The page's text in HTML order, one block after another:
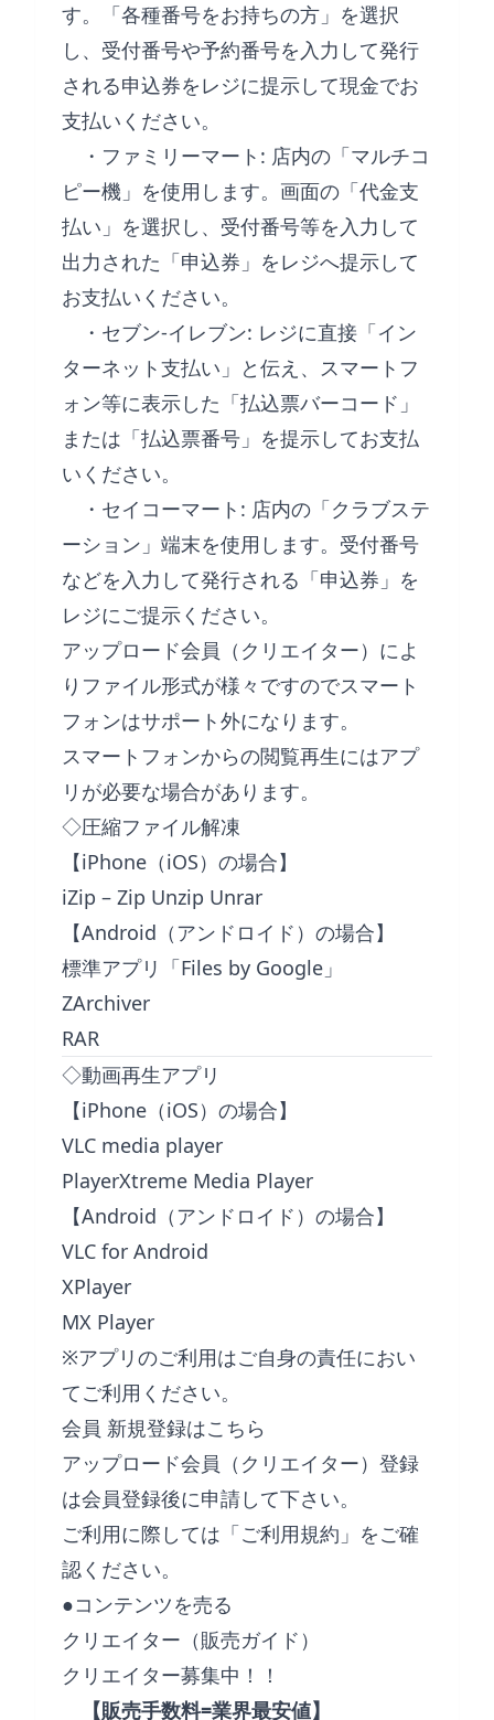
す。「各種番号をお持ちの方」を選択
し、受付番号や予約番号を入力して発行
される申込券をレジに提示して現金でお
支払いください。
・ファミリーマート: 店内の「マルチコ
ピー機」を使用します。画面の「代金支
払い」を選択し、受付番号等を入力して
出力された「申込券」をレジへ提示して
お支払いください。
・セブン-イレブン: レジに直接「イン
ターネット支払い」と伝え、スマートフ
ォン等に表示した「払込票バーコード」
または「払込票番号」を提示してお支払
いください。
・セイコーマート: 店内の「クラブステ
ーション」端末を使用します。受付番号
などを入力して発行される「申込券」を
レジにご提示ください。
アップロード会員（クリエイター）によ
りファイル形式が様々ですのでスマート
フォンはサポート外になります。
スマートフォンからの閲覧再生にはアプ
リが必要な場合があります。
◇圧縮ファイル解凍
【iPhone（iOS）の場合】
iZip – Zip Unzip Unrar
【Android（アンドロイド）の場合】
標準アプリ「Files by Google」
ZArchiver
RAR
◇動画再生アプリ
【iPhone（iOS）の場合】
VLC media player
PlayerXtreme Media Player
【Android（アンドロイド）の場合】
VLC for Android
XPlayer
MX Player
※アプリのご利用はご自身の責任におい
てご利用ください。
会員 新規登録はこちら
アップロード会員（クリエイター）登録
は会員登録後に申請して下さい。
ご利用に際しては「ご利用規約 」をご確
認ください。
●コンテンツを売る
クリエイター（販売ガイド）
クリエイター募集中！！
【販売手数料=業界最安値】